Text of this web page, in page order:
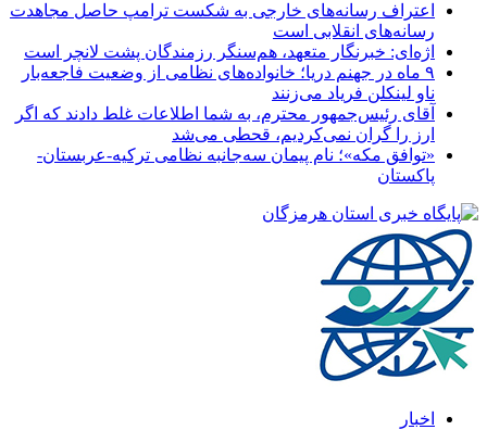
اعتراف رسانه‌های خارجی به شکست ترامپ حاصل مجاهدت
رسانه‌های انقلابی است
اژه‌ای: خبرنگار متعهد، هم‌سنگر رزمندگان پشت لانچر است
۹ ماه در جهنم دریا؛ خانواده‌های نظامی از وضعیت فاجعه‌بار
ناو لینکلن فریاد می‌زنند
آقای رئیس‌جمهور محترم، به شما اطلاعات غلط دادند که اگر
ارز را گران نمی‌کردیم، قحطی می‌شد
«توافق مکه»؛ نام پیمان سه‌جانبه نظامی ترکیه-عربستان-
پاکستان
اخبار